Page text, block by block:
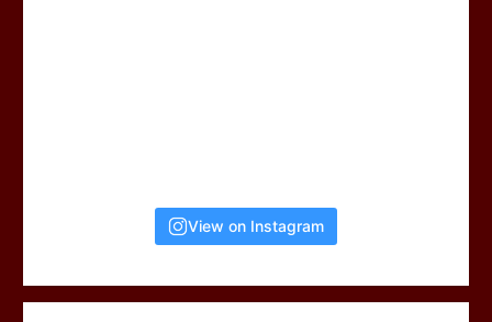
View on Instagram